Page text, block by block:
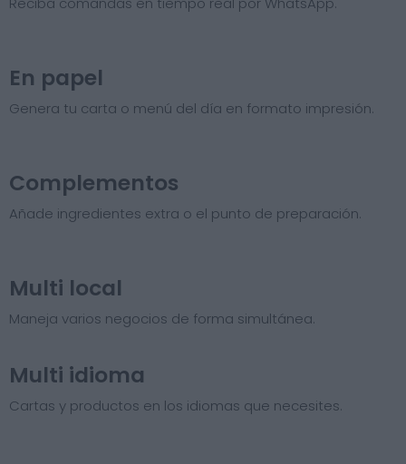
En papel
Genera tu carta o menú del día en formato impresión.
Complementos
Añade ingredientes extra o el punto de preparación.
Multi local
Maneja varios negocios de forma simultánea.
Multi idioma
Cartas y productos en los idiomas que necesites.